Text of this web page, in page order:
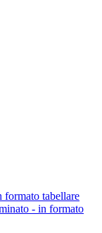
formato tabellare
- in formato